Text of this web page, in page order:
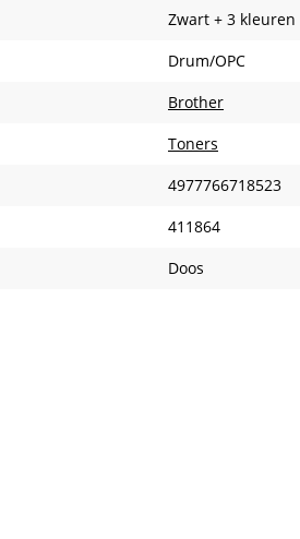
Zwart + 3 kleuren
Drum/OPC
Brother
Toners
4977766718523
411864
Doos